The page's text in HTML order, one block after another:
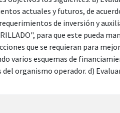
actuales y futuros, de
de inversión y
para que este pueda
que se requieran para
varios esquemas de
organismo operador. d)